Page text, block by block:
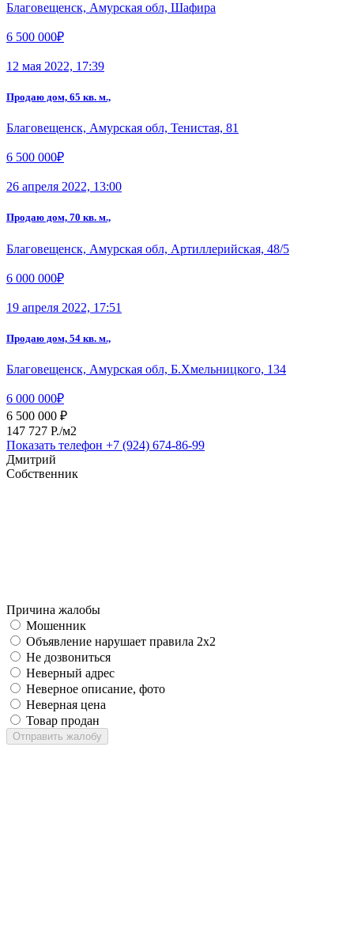
Благовещенск, Амурская обл, Шафира
6 500 000₽
12 мая 2022, 17:39
Продаю дом, 65 кв. м.,
Благовещенск, Амурская обл, Тенистая, 81
6 500 000₽
26 апреля 2022, 13:00
Продаю дом, 70 кв. м.,
Благовещенск, Амурская обл, Артиллерийская, 48/5
6 000 000₽
19 апреля 2022, 17:51
Продаю дом, 54 кв. м.,
Благовещенск, Амурская обл, Б.Хмельницкого, 134
6 000 000₽
6 500 000 ₽
147 727 P./м2
Показать телефон +7 (924) 674-86-99
Дмитрий
Собственник
Причина жалобы
Мошенник
Объявление нарушает правила 2x2
Не дозвониться
Неверный адрес
Неверное описание, фото
Неверная цена
Товар продан
Отправить жалобу